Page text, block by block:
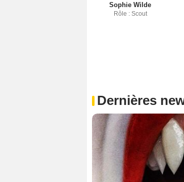
Sophie Wilde
Rôle : Scout
Dernières